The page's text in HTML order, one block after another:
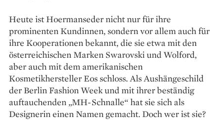
Heute ist Hoermanseder nicht nur für ihre
prominenten Kundinnen, sondern vor allem auch für
ihre Kooperationen bekannt, die sie etwa mit den
österreichischen Marken Swarovski und Wolford,
aber auch mit dem amerikanischen
Kosmetikhersteller Eos schloss. Als Aushängeschild
der Berlin Fashion Week und mit ihrer beständig
auftauchenden „MH-Schnalle“ hat sie sich als
Designerin einen Namen gemacht. Doch wer ist sie?